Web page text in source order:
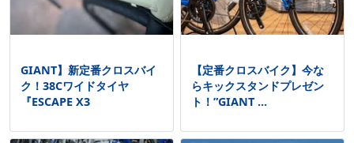
GIANT】新定番クロスバイ
ク！38Cワイドタイヤ
『ESCAPE X3
【定番クロスバイク】今な
らキックスタンドプレゼン
ト！”GIANT ...